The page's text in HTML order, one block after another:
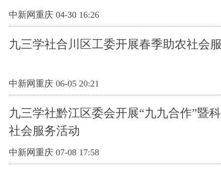
中新网重庆 04-30 16:26
九三学社合川区工委开展春季助农社会
中新网重庆 06-05 20:21
九三学社黔江区委会开展“九九合作”暨
社会服务活动
中新网重庆 07-08 17:58